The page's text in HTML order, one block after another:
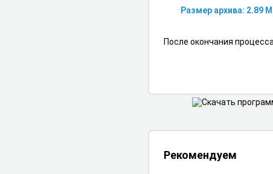
Размер архива: 2.89
После окончания
Рекомендуем